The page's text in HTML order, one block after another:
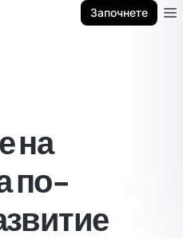
Започнете
на
по-